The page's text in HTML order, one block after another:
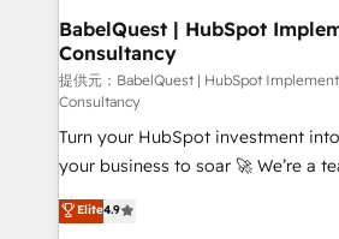
Boutique 'Elite' team of 12 • 150+
Hub, Marketing Hub, Service Hub,
CMS • ISO/IEC 27001:2022, ISO
42001:2023 certified - the AI
GuardHub: our AI governance
ISO 42001 Ready for the next step? Click the 👈
'𝗖𝗼𝗻𝘁𝗮𝗰𝘁 𝗯𝘂𝘀𝗶𝗻𝗲𝘀𝘀' button to get
𝘴𝘶𝘱𝘦𝘳 𝘳𝘦𝘴𝘱𝘰𝘯𝘴𝘪𝘷𝘦)
BabelQuest | HubSpot
Consultancy
提供元：BabelQuest | HubSpot
Consultancy
Turn your HubSpot investment
your business to soar 🚀 We’re a team of accredited
HubSpot experts ready to help you. We can
implement the platform into
Elite4.9